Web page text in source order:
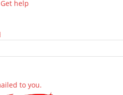
help
to you.